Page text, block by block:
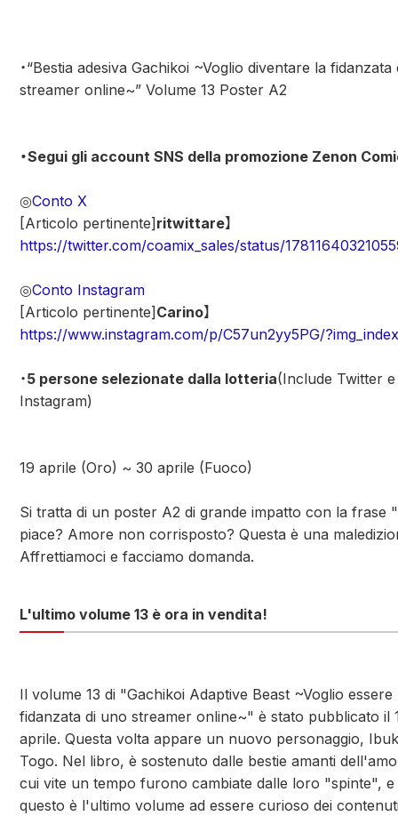
・“Bestia adesiva Gachikoi ~Voglio diventare la
streamer online~” Volume 13 Poster A2
・Segui gli account SNS della promozione Zenon
◎Conto X
[Articolo pertinente] ritwittare】
https://twitter.com/coamix_sales/status/
◎Conto Instagram
[Articolo pertinente] Carino】
https://www.instagram.com/p/C57un2yy5PG/
・5 persone selezionate dalla lotteria(Include Twitter e
Instagram)
19 aprile (Oro) ~ 30 aprile (Fuoco)
Si tratta di un poster A2 di grande impatto con la frase
piace? Amore non corrisposto? Questa è una
Affrettiamoci e facciamo domanda.
L'ultimo volume 13 è ora in vendita!
Il volume 13 di "Gachikoi Adaptive Beast ~Voglio essere
fidanzata di uno streamer online~" è stato pubblicato il
aprile. Questa volta appare un nuovo personaggio,
Togo. Nel libro, è sostenuto dalle bestie amanti
cui vite un tempo furono cambiate dalle loro "spinte", e
questo è l'ultimo volume ad essere curioso dei